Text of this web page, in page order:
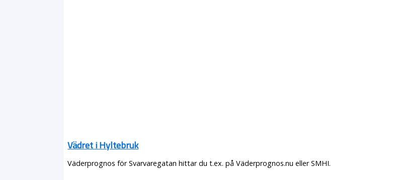
Vädret i Hyltebruk
Väderprognos för Svarvaregatan hittar du t.ex. på Väderprognos.nu eller SMHI.